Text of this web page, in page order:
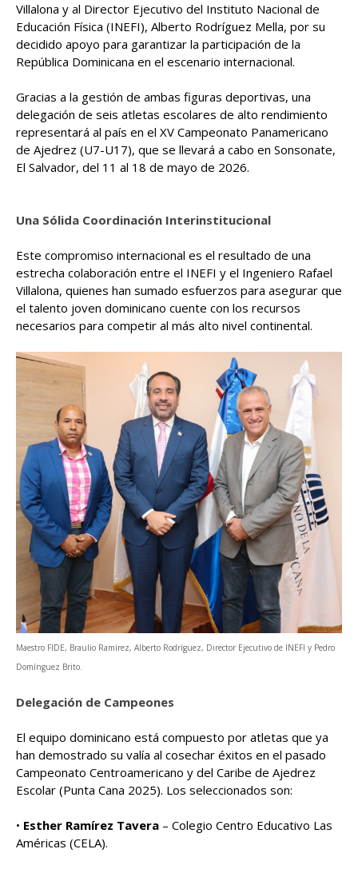
Villalona y al Director Ejecutivo del Instituto Nacional de
Educación Física (INEFI), Alberto Rodríguez Mella, por su
decidido apoyo para garantizar la participación de la
República Dominicana en el escenario internacional.
Gracias a la gestión de ambas figuras deportivas, una
delegación de seis atletas escolares de alto rendimiento
representará al país en el XV Campeonato Panamericano
de Ajedrez (U7-U17), que se llevará a cabo en Sonsonate,
El Salvador, del 11 al 18 de mayo de 2026.
Una Sólida Coordinación Interinstitucional
Este compromiso internacional es el resultado de una
estrecha colaboración entre el INEFI y el Ingeniero Rafael
Villalona, quienes han sumado esfuerzos para asegurar que
el talento joven dominicano cuente con los recursos
necesarios para competir al más alto nivel continental.
Maestro FIDE, Braulio Ramirez, Alberto Rodríguez, Director Ejecutivo de INEFI y Pedro
Domínguez Brito.
Delegación de Campeones
El equipo dominicano está compuesto por atletas que ya
han demostrado su valía al cosechar éxitos en el pasado
Campeonato Centroamericano y del Caribe de Ajedrez
Escolar (Punta Cana 2025). Los seleccionados son:
• Esther Ramírez Tavera – Colegio Centro Educativo Las
Américas (CELA).